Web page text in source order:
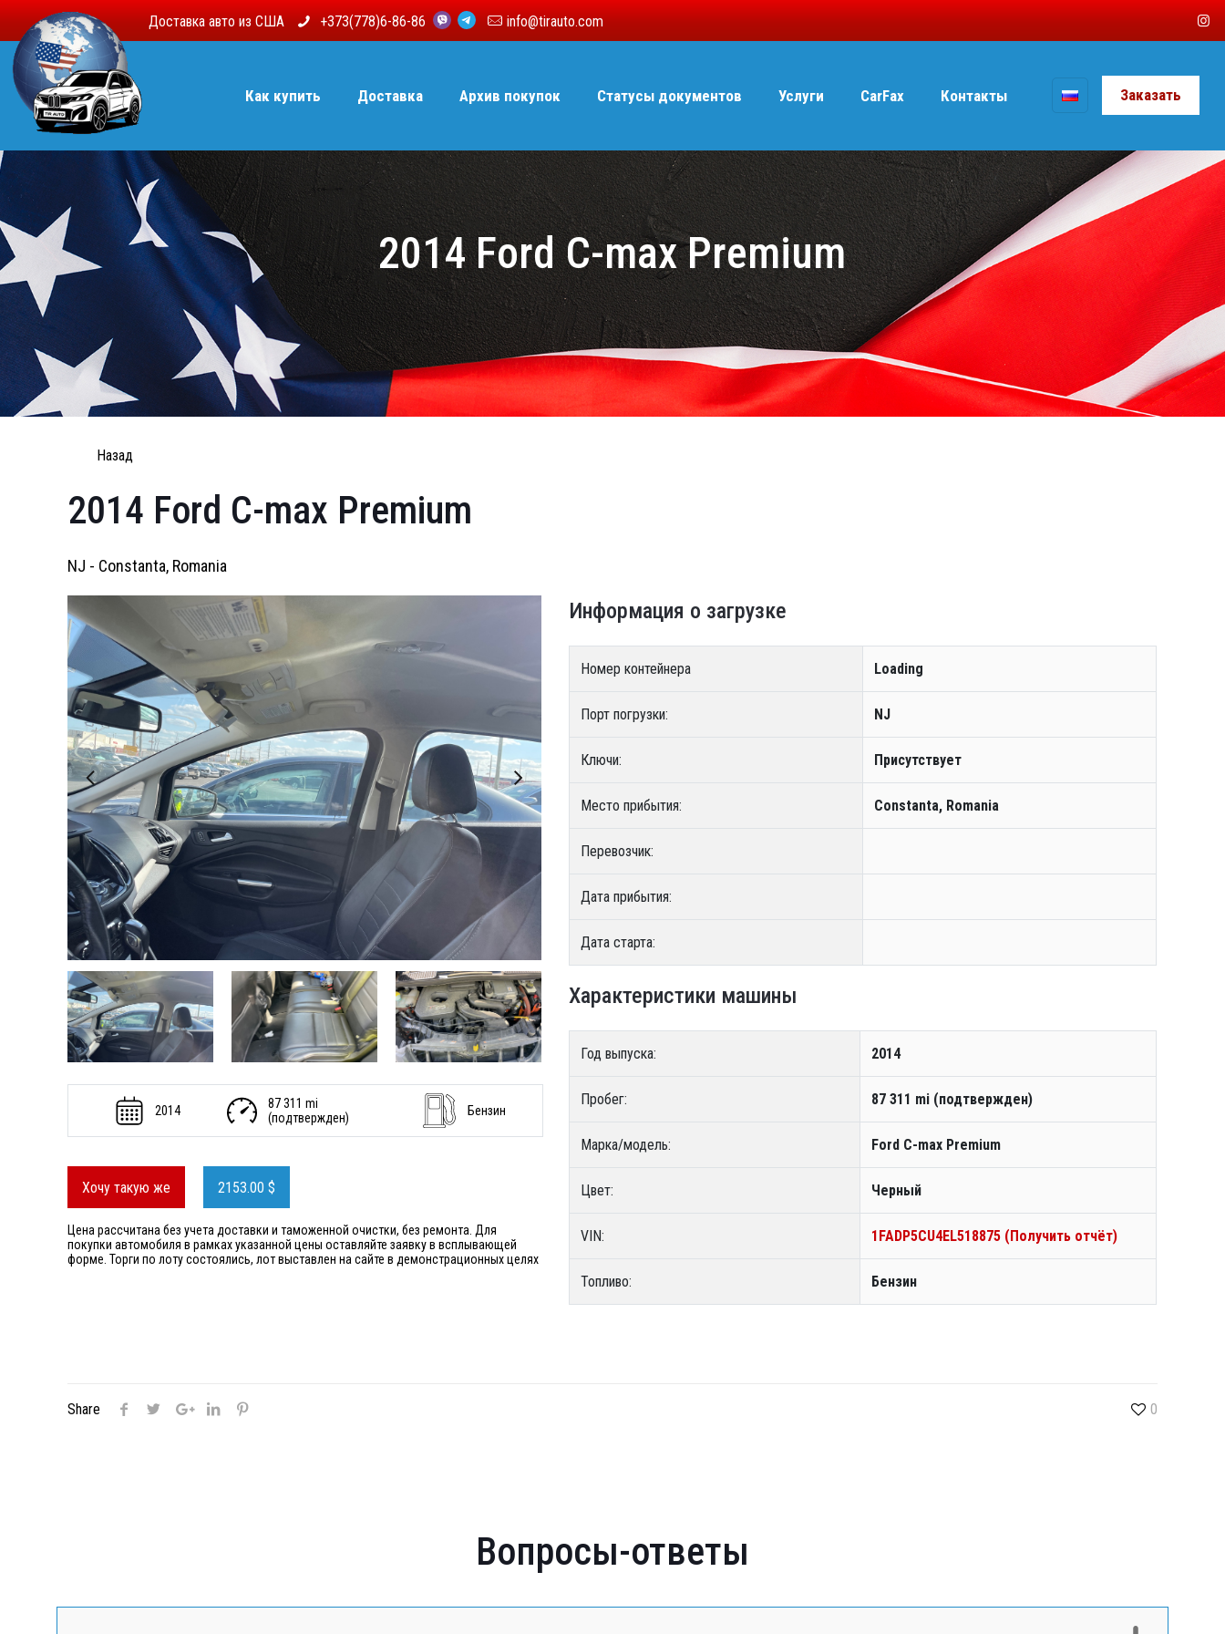
Доставка авто из США +373(778)6-86-86 info@tirauto.com
Как купить Доставка Архив покупок Статусы документов Услуги CarFax Контакты Заказать
2014 Ford C-max Premium
Назад
2014 Ford C-max Premium
NJ - Constanta, Romania
2014
87 311 mi
(подтвержден)
Бензин
Хочу такую же 2153.00 $
Цена рассчитана без учета доставки и таможенной очистки, без ремонта. Для
покупки автомобиля в рамках указанной цены оставляйте заявку в всплывающей
форме. Торги по лоту состоялись, лот выставлен на сайте в демонстрационных целях
Информация о загрузке
Номер контейнера Loading
Порт погрузки: NJ
Ключи: Присутствует
Место прибытия: Constanta, Romania
Перевозчик:
Дата прибытия:
Дата старта:
Характеристики машины
Год выпуска: 2014
Пробег: 87 311 mi (подтвержден)
Марка/модель: Ford C-max Premium
Цвет: Черный
VIN: 1FADP5CU4EL518875 (Получить отчёт)
Топливо: Бензин
Share 0
Вопросы-ответы